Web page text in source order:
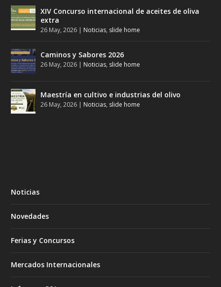
XIV Concurso internacional de aceites de oliva
extra
26 May, 2026 | Noticias, slide home
Caminos y Sabores 2026
26 May, 2026 | Noticias, slide home
Maestría en cultivo e industrias del olivo
26 May, 2026 | Noticias, slide home
Noticias
Novedades
Ferias y Concursos
Mercados Internacionales